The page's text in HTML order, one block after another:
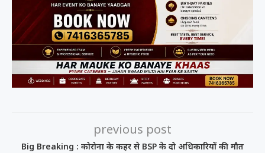
previous post
Big Breaking : कोरोना के कहर से BSP के दो अधिकारियों की मौत